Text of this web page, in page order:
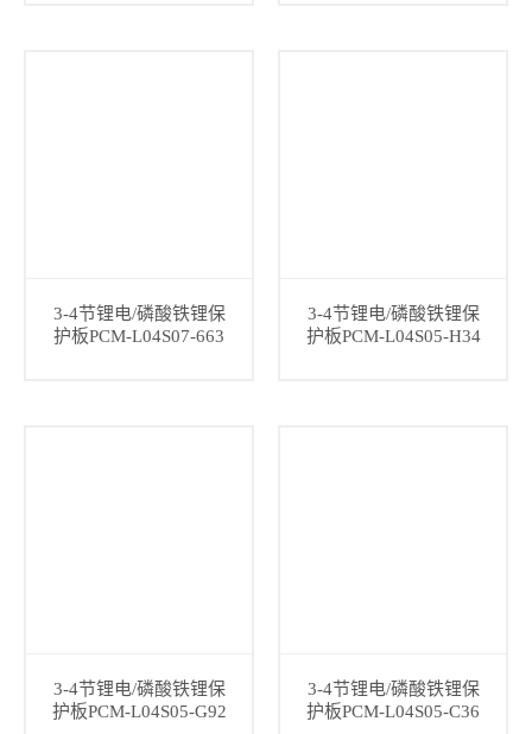
3-4节锂电/磷酸铁锂保
护板PCM-L04S07-663
3-4节锂电/磷酸铁锂保
护板PCM-L04S05-H34
3-4节锂电/磷酸铁锂保
护板PCM-L04S05-G92
3-4节锂电/磷酸铁锂保
护板PCM-L04S05-C36